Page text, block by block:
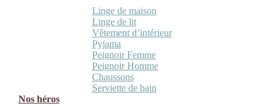
Linge de maison
Linge de lit
Vêtement d’intérieur
Pyjama
Peignoir Femme
Peignoir Homme
Chaussons
Serviette de bain
Nos héros